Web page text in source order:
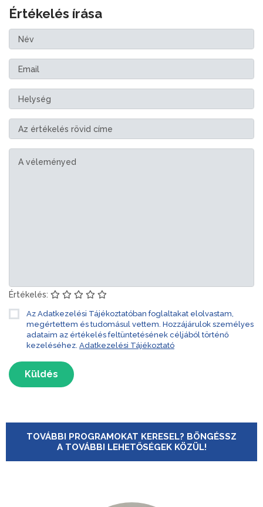
Értékelés írása
Értékelés:
Az Adatkezelési Tájékoztatóban foglaltakat elolvastam,
megértettem és tudomásul vettem. Hozzájárulok személyes
adataim az értékelés feltüntetésének céljából történő
kezeléséhez. Adatkezelési Tájékoztató
Küldés
TOVÁBBI PROGRAMOKAT KERESEL? BÖNGÉSSZ
A TOVÁBBI LEHETŐSÉGEK KÖZÜL!